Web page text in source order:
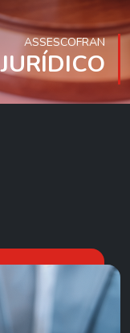
ASSESCOFRAN
JURÍDICO